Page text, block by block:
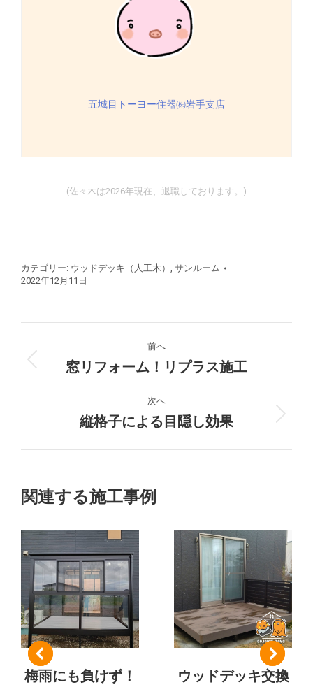
五城目トーヨー住器㈱岩手支店
(佐々木は2026年現在、退職しております。)
カテゴリー: ウッドデッキ（人工木） , サンルーム
2022年12月11日
ロ
ト
ナ
ビ
ゲ
ー
シ
前へ
前
プ
ロ
ェ
ト:
窓リフォーム！リプラス施工
次へ
次
ジ
ェ
縦格子による目隠し効果
関連する施工事例
梅雨にも負けず！ ウッドデッキ交換